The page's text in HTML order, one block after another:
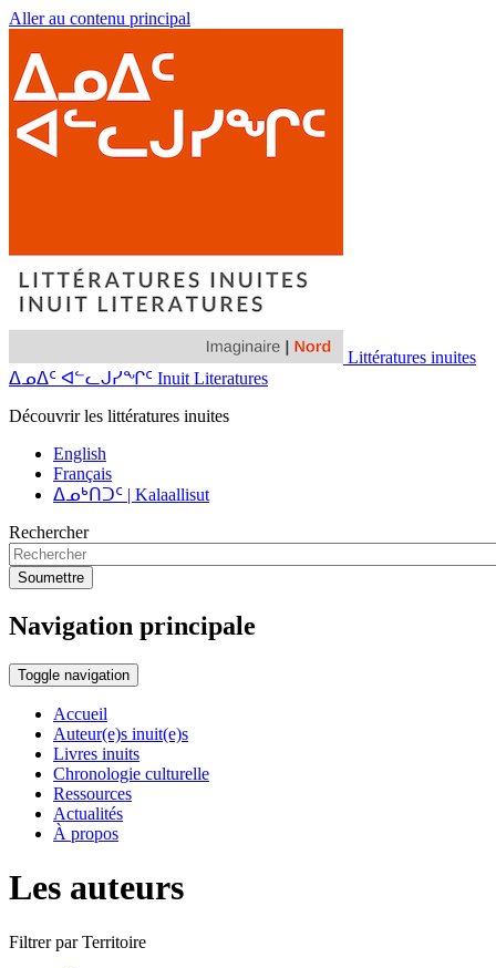
Aller au contenu principal
Littératures inuites
ᐃᓄᐃᑦ ᐊᓪᓚᒍᓯᖏᑦ Inuit Literatures
Découvrir les littératures inuites
English
Français
ᐃᓄᒃᑎᑐᑦ | Kalaallisut
Rechercher
Soumettre
Navigation principale
Toggle navigation
Accueil
Auteur(e)s inuit(e)s
Livres inuits
Chronologie culturelle
Ressources
Actualités
À propos
Les auteurs
Filtrer par Territoire